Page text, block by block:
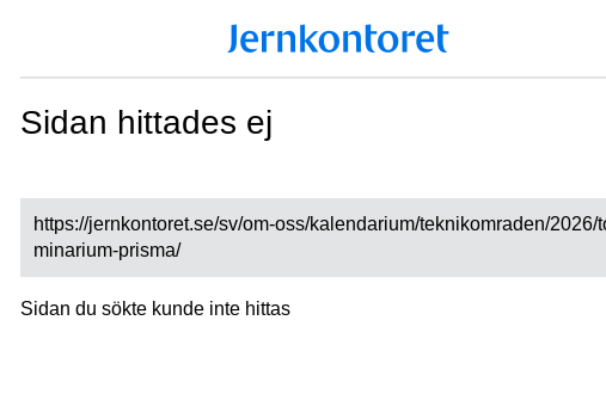
Sidan hittades ej
https://jernkontoret.se/sv/om-oss/kalendarium/teknikomraden/2026/
minarium-prisma/
Sidan du sökte kunde inte hittas